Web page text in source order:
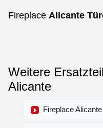
Fireplace Alicante
Weitere
Alicante
Fireplace